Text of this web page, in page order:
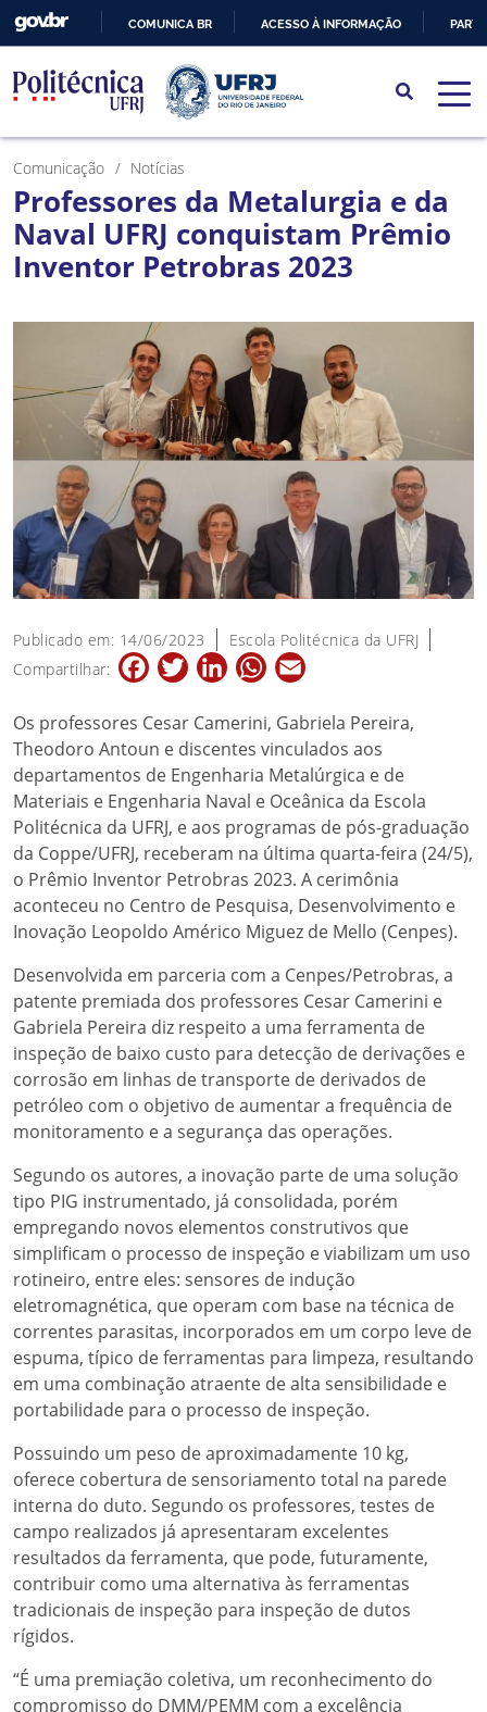
PARA
O
CONTEÚDO
COMUNICA BR ACESSO À INFORMAÇÃO
Comunicação Notícias
Professores da Metalurgia e da
Naval UFRJ conquistam Prêmio
Inventor Petrobras 2023
Publicado em: 14/06/2023
Escola Politécnica da UFRJ
Compartilhar:
FacebookTwitterLinkedInWhatsApp
Os professores Cesar Camerini, Gabriela Pereira,
Theodoro Antoun e discentes vinculados aos
departamentos de Engenharia Metalúrgica e de
Materiais e Engenharia Naval e Oceânica da Escola
Politécnica da UFRJ, e aos programas de pós-graduação
da Coppe/UFRJ, receberam na última quarta-feira (24/5),
o Prêmio Inventor Petrobras 2023. A cerimônia
aconteceu no Centro de Pesquisa, Desenvolvimento e
Inovação Leopoldo Américo Miguez de Mello (Cenpes).
Desenvolvida em parceria com a Cenpes/Petrobras, a
patente premiada dos professores Cesar Camerini e
Gabriela Pereira diz respeito a uma ferramenta de
inspeção de baixo custo para detecção de derivações e
corrosão em linhas de transporte de derivados de
petróleo com o objetivo de aumentar a frequência de
monitoramento e a segurança das operações.
Segundo os autores, a inovação parte de uma solução
tipo PIG instrumentado, já consolidada, porém
empregando novos elementos construtivos que
simplificam o processo de inspeção e viabilizam um uso
rotineiro, entre eles: sensores de indução
eletromagnética, que operam com base na técnica de
correntes parasitas, incorporados em um corpo leve de
espuma, típico de ferramentas para limpeza, resultando
em uma combinação atraente de alta sensibilidade e
portabilidade para o processo de inspeção.
Possuindo um peso de aproximadamente 10 kg,
oferece cobertura de sensoriamento total na parede
interna do duto. Segundo os professores, testes de
campo realizados já apresentaram excelentes
resultados da ferramenta, que pode, futuramente,
contribuir como uma alternativa às ferramentas
tradicionais de inspeção para inspeção de dutos
rígidos.
“É uma premiação coletiva, um reconhecimento do
compromisso do DMM/PEMM com a excelência